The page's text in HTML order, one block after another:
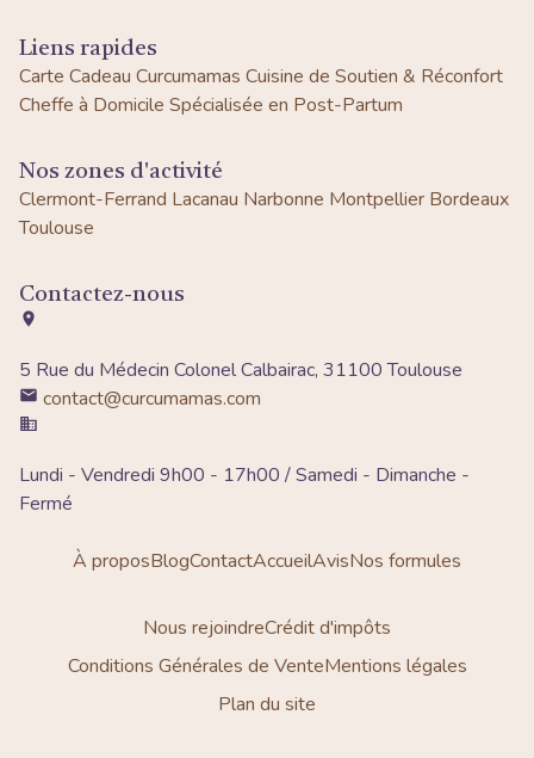
Liens rapides
Carte Cadeau Curcumamas Cuisine de Soutien & Réconfort
Cheffe à Domicile Spécialisée en Post-Partum
Nos zones d'activité
Clermont-Ferrand Lacanau Narbonne Montpellier Bordeaux
Toulouse
Contactez-nous
5 Rue du Médecin Colonel Calbairac, 31100 Toulouse
contact@curcumamas.com
Lundi - Vendredi 9h00 - 17h00 / Samedi - Dimanche -
Fermé
À proposBlogContactAccueilAvisNos formules
Nous rejoindreCrédit d'impôts
Conditions Générales de VenteMentions légales
Plan du site